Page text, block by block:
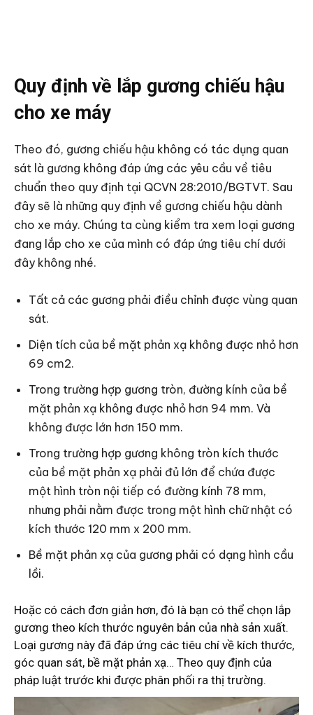
Quy định về lắp gương chiếu hậu
cho xe máy
Theo đó, gương chiếu hậu không có tác dụng quan
sát là gương không đáp ứng các yêu cầu về tiêu
chuẩn theo quy định tại QCVN 28:2010/BGTVT. Sau
đây sẽ là những quy định về gương chiếu hậu dành
cho xe máy. Chúng ta cùng kiểm tra xem loại gương
đang lắp cho xe của mình có đáp ứng tiêu chí dưới
đây không nhé.
Tất cả các gương phải điều chỉnh được vùng quan
sát.
Diện tích của bề mặt phản xạ không được nhỏ hơn
69 cm2.
Trong trường hợp gương tròn, đường kính của bề
mặt phản xạ không được nhỏ hơn 94 mm. Và
không được lớn hơn 150 mm.
Trong trường hợp gương không tròn kích thước
của bề mặt phản xạ phải đủ lớn để chứa được
một hình tròn nội tiếp có đường kính 78 mm,
nhưng phải nằm được trong một hình chữ nhật có
kích thước 120 mm x 200 mm.
Bề mặt phản xạ của gương phải có dạng hình cầu
lồi.
Hoặc có cách đơn giản hơn, đó là bạn có thể chọn lắp
gương theo kích thước nguyên bản của nhà sản xuất.
Loại gương này đã đáp ứng các tiêu chí về kích thước,
góc quan sát, bề mặt phản xạ… Theo quy định của
pháp luật trước khi được phân phối ra thị trường.